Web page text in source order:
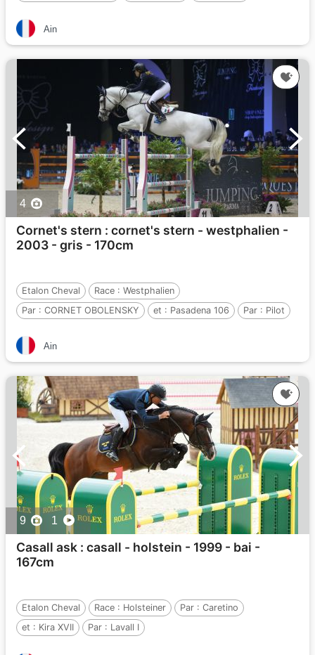
Ain
4
Cornet's stern : cornet's stern - westphalien -
2003 - gris - 170cm
Etalon Cheval Race : Westphalien
Par : CORNET OBOLENSKY et : Pasadena 106 Par : Pilot
Ain
9 1
Casall ask : casall - holstein - 1999 - bai -
167cm
Etalon Cheval Race : Holsteiner Par : Caretino
et : Kira XVII Par : Lavall I